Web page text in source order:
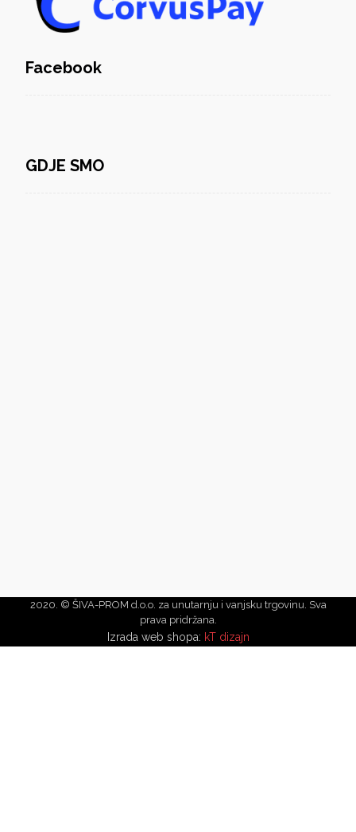
Facebook
GDJE SMO
2020. © ŠIVA-PROM d.o.o. za unutarnju i vanjsku trgovinu. Sva
prava pridržana.
Izrada web shopa: kT dizajn